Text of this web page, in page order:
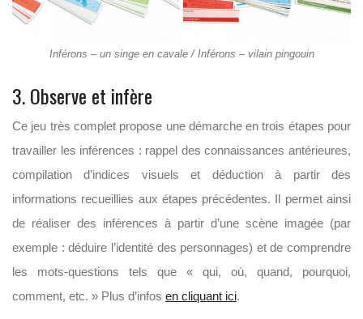
Inférons – un singe en cavale / Inférons – vilain pingouin
3. Observe et infère
Ce jeu très complet propose une démarche en trois étapes pour
travailler les inférences : rappel des connaissances antérieures,
compilation d’indices visuels et déduction à partir des
informations recueillies aux étapes précédentes. Il permet ainsi
de réaliser des inférences à partir d’une scène imagée (par
exemple : déduire l’identité des personnages) et de comprendre
les mots-questions tels que « qui, où, quand, pourquoi,
comment, etc. » Plus d’infos en cliquant ici.